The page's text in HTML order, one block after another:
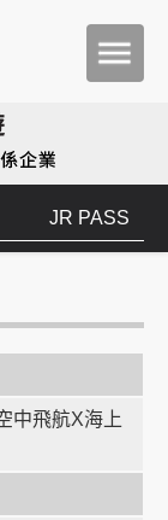
JR PASS
中飛航X海上